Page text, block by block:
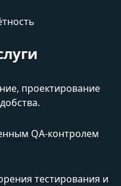
проектирование
QA-контролем
тестирования и